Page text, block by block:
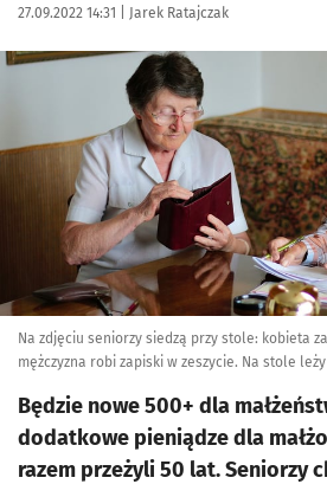
Data publikacji:
27.09.2022 14:31 | Autor:
Jarek Ratajczak
Kliknij, aby powiększyć
Na zdjęciu seniorzy siedzą przy stole: kobieta
mężczyzna robi zapiski w zeszycie. Na stole
Będzie nowe 500+ dla
dodatkowe pieniądze dla
razem przeżyli 50 lat. Seniorzy